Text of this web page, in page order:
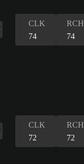
CLK
74
RCH
74
CLK
72
RCH
72